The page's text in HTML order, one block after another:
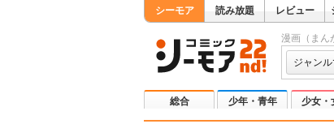
シーモア 読み放題 レビュー
漫画（まん
ジャン
総合 少年・青年 少女・